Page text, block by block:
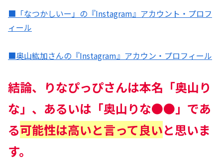
■「なつかしいー」の『Instagram』アカウント・プロフ
ィール
■奥山紘加さんの『Instagram』アカウン・プロフィール
結論、りなぴっぴさんは本名「奥山り
な」、あるいは 「奥山りな●●」であ
る可能性は高いと言って良いと思いま
す。